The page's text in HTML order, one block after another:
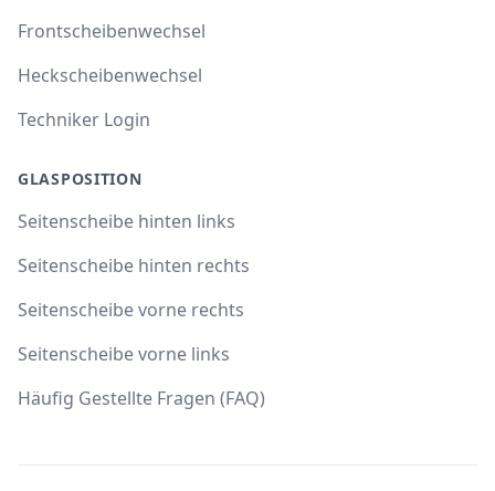
Frontscheibenwechsel
Heckscheibenwechsel
Techniker Login
GLASPOSITION
Seitenscheibe hinten links
Seitenscheibe hinten rechts
Seitenscheibe vorne rechts
Seitenscheibe vorne links
Häufig Gestellte Fragen (FAQ)